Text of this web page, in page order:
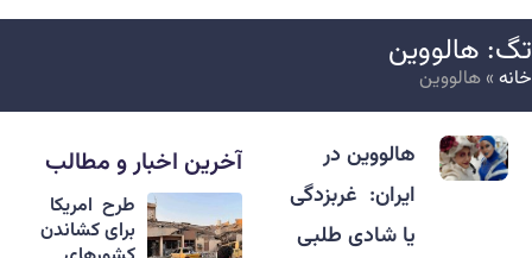
هالووین
» هالووین
هالووین در
ایران: غربزدگی
یا شادی طلبی
آخرین اخبار و مطالب
طرح امریکا
برای کشاندن